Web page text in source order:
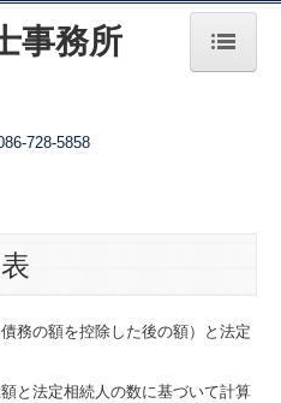
務の額を控除した後の額）と法定
と法定相続人の数に基づいて計算